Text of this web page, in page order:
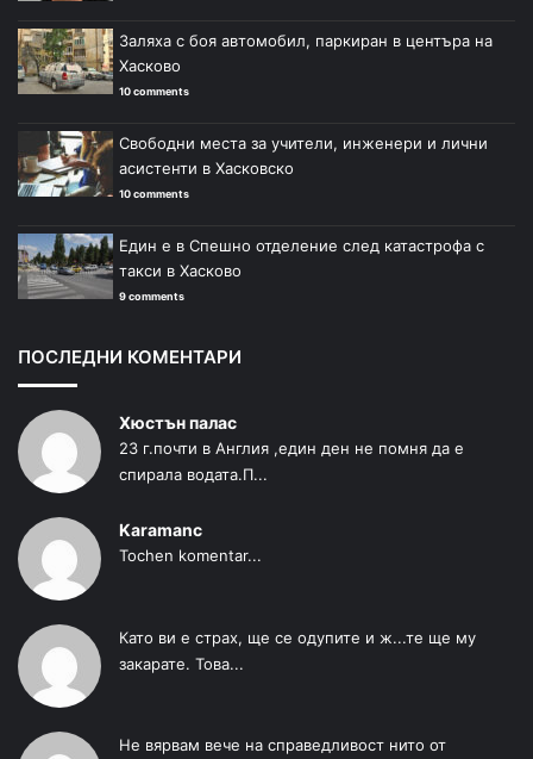
Заляха с боя автомобил, паркиран в центъра на
Хасково
10 comments
Свободни места за учители, инженери и лични
асистенти в Хасковско
10 comments
Един е в Спешно отделение след катастрофа с
такси в Хасково
9 comments
ПОСЛЕДНИ КОМЕНТАРИ
Хюстън палас
23 г.почти в Англия ,един ден не помня да е
спирала водата.П...
Karamanc
Tochen komentar...
Като ви е страх, ще се одупите и ж...те ще му
закарате. Това...
Не вярвам вече на справедливост нито от